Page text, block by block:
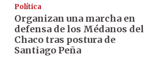
Política
Organizan una marcha en
defensa de los Médanos del
Chaco tras postura de
Santiago Peña